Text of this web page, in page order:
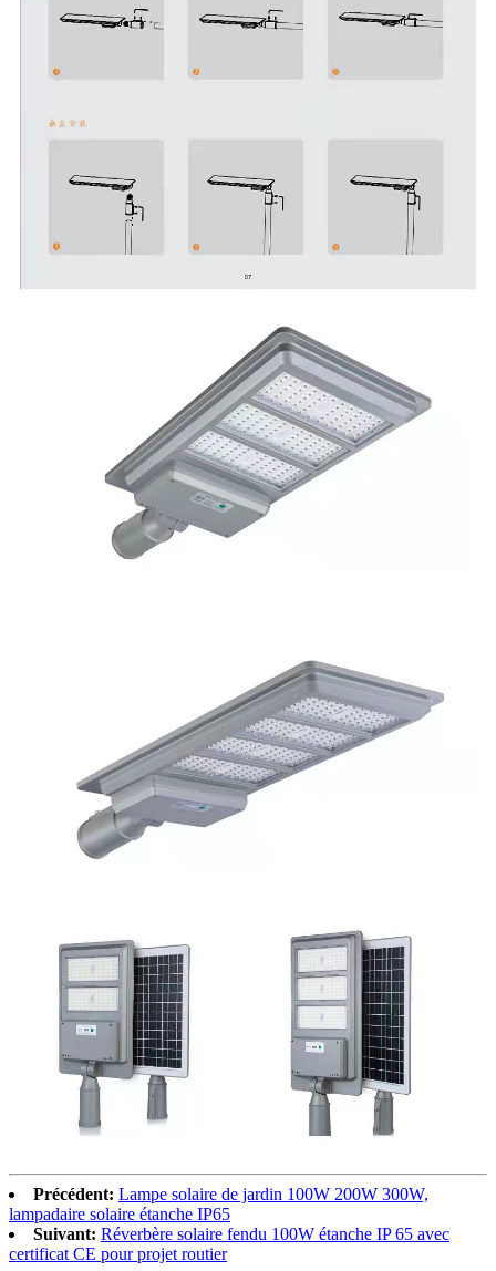
Précédent: Lampe solaire de jardin 100W 200W 300W,
lampadaire solaire étanche IP65
Suivant: Réverbère solaire fendu 100W étanche IP 65 avec
certificat CE pour projet routier